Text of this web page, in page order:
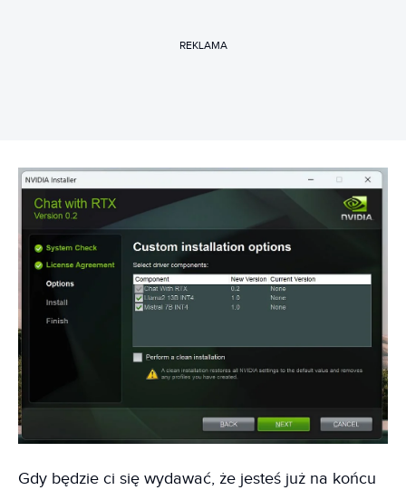
REKLAMA
Gdy będzie ci się wydawać, że jesteś już na końcu